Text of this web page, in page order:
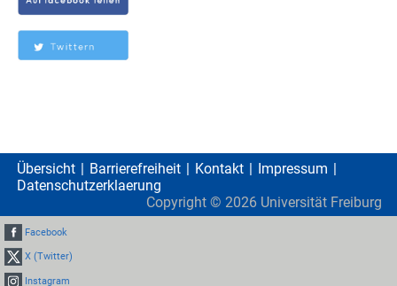
Übersicht Barrierefreiheit Kontakt
Impressum
Datenschutzerklaerung
Copyright © 2026 Universität Freiburg
Facebook
X (Twitter)
Instagram